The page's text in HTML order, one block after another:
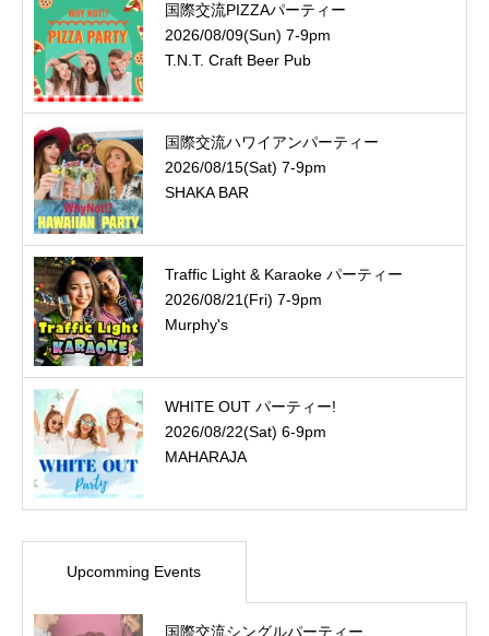
国際交流PIZZAパーティー
2026/08/09(Sun) 7-9pm
T.N.T. Craft Beer Pub
国際交流ハワイアンパーティー
2026/08/15(Sat) 7-9pm
SHAKA BAR
Traffic Light & Karaoke パーティー
2026/08/21(Fri) 7-9pm
Murphy's
WHITE OUT パーティー!
2026/08/22(Sat) 6-9pm
MAHARAJA
Upcomming Events
国際交流シングルパーティー